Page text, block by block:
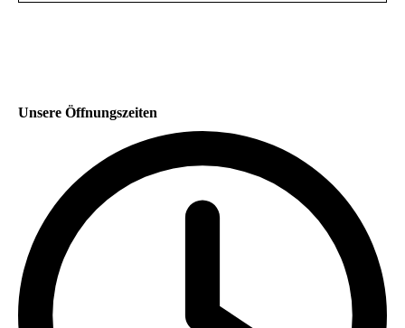
Unsere Öffnungszeiten